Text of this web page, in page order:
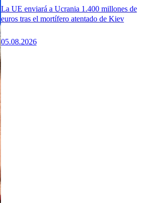
La UE enviará a Ucrania 1.400 millones de
euros tras el mortífero atentado de Kiev
05.08.2026